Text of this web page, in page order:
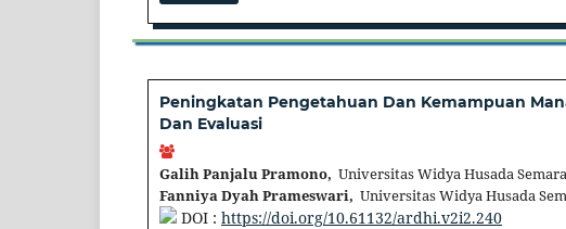
Peningkatan Pengetahuan Dan Kemampuan
Dan Evaluasi
Galih Panjalu Pramono, Universitas Widya Husada
Fanniya Dyah Prameswari, Universitas Widya Husada
DOI : https://doi.org/10.61132/ardhi.v2i2.240